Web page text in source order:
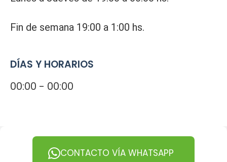
Fin de semana 19:00 a 1:00 hs.
DÍAS Y HORARIOS
00:00 - 00:00
CONTACTO VÍA WHATSAPP